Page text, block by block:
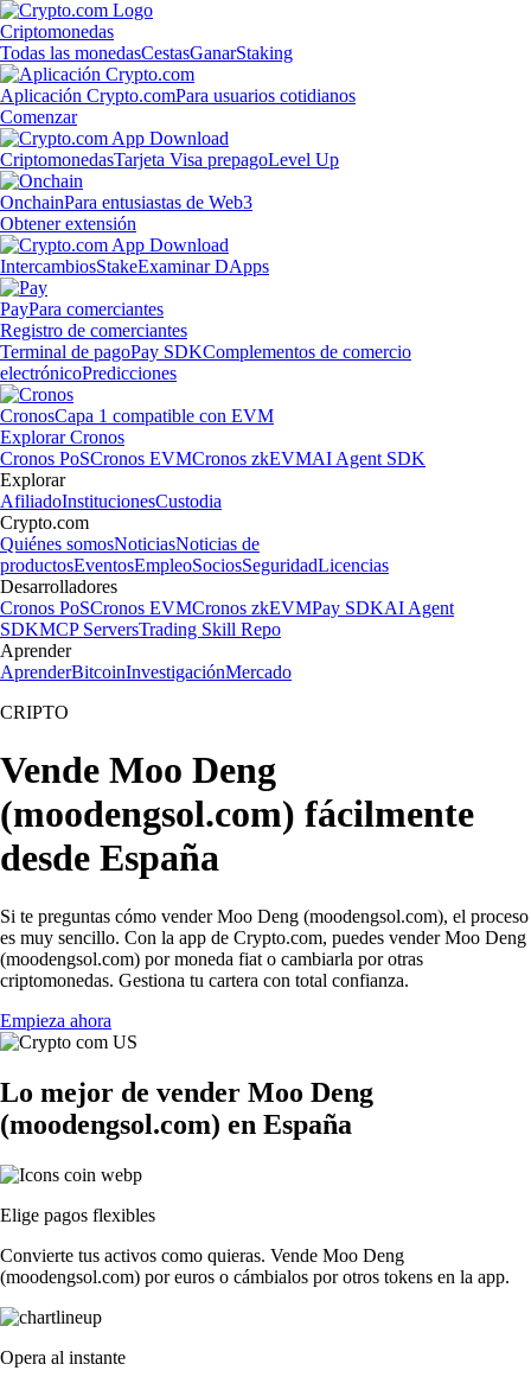
Criptomonedas
Todas las monedasCestasGanarStaking
Aplicación Crypto.comPara usuarios cotidianos
Comenzar
CriptomonedasTarjeta Visa prepagoLevel Up
OnchainPara entusiastas de Web3
Obtener extensión
IntercambiosStakeExaminar DApps
PayPara comerciantes
Registro de comerciantes
Terminal de pagoPay SDKComplementos de comercio
electrónicoPredicciones
CronosCapa 1 compatible con EVM
Explorar Cronos
Cronos PoSCronos EVMCronos zkEVMAI Agent SDK
Explorar
AfiliadoInstitucionesCustodia
Crypto.com
Quiénes somosNoticiasNoticias de
productosEventosEmpleoSociosSeguridadLicencias
Desarrolladores
Cronos PoSCronos EVMCronos zkEVMPay SDKAI Agent
SDKMCP ServersTrading Skill Repo
Aprender
AprenderBitcoinInvestigaciónMercado
CRIPTO
Vende Moo Deng
(moodengsol.com) fácilmente
desde España
Si te preguntas cómo vender Moo Deng (moodengsol.com), el proceso
es muy sencillo. Con la app de Crypto.com, puedes vender Moo Deng
(moodengsol.com) por moneda fiat o cambiarla por otras
criptomonedas. Gestiona tu cartera con total confianza.
Empieza ahora
Lo mejor de vender Moo Deng
(moodengsol.com) en España
Elige pagos flexibles
Convierte tus activos como quieras. Vende Moo Deng
(moodengsol.com) por euros o cámbialos por otros tokens en la app.
Opera al instante